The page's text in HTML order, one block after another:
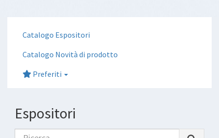
Catalogo Espositori
Catalogo Novità di prodotto
Preferiti
Espositori